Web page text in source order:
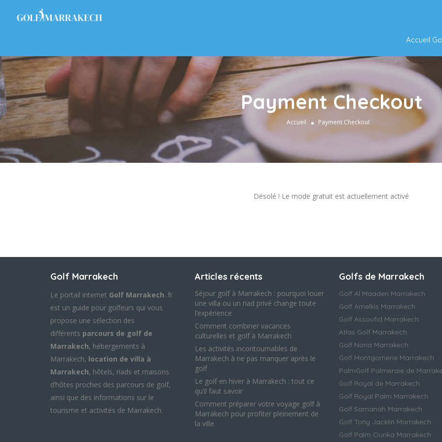
Accueil
Payment Checkout
Accueil Payment Checkout
Désolé ! Le mode gratuit est actuellement activé
Golf Marrakech
Le portail internet Golf Marrakech .fr
est un guide pour golfeurs qui vous
propose une sélection des
différents parcours de golf de
Marrakech, hébergements à
Marrakech, location de villa à
Marrakech, hôtels, riads et maisons
d’hôtes proches des parcours de golf,
ainsi que des informations sur le
tourisme et activités de Marrakech.
Articles récents
Séjour golf à Marrakech : pourquoi louer
une villa ou un riad privé change toute
l’expérience
Comment combiner vacances
culturelles et golf à Marrakech
Les activités incontournables de
Marrakech à ne pas manquer après le
golf
Le golf en hiver à Marrakech : tout ce
qu’il faut savoir
Comment préparer votre voyage golf à
Marrakech pour profiter pleinement de
la ville
Golfs de Marrakech
Golf Al Maaden Marrakech
Golf Amelkis Marrakech
Golf Assoufid Marrakech
Atlas Golf Marrakech
Golf Noria Marrakech
Golf Montgomerie Marrakech
PalmGolf Palmeraie de
Golf Royal de Marrakech
Golf Royal Palm Marrakech
Golf Samanah Marrakech
Golf Tony Jacklin Marrakech
Golf Palm Ourika Marrakech